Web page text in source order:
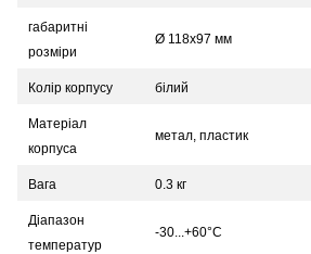
габаритні
розміри
Ø 118x97 мм
Колір корпусу білий
Матеріал
корпуса
метал, пластик
Вага 0.3 кг
Діапазон
температур
-30...+60°C